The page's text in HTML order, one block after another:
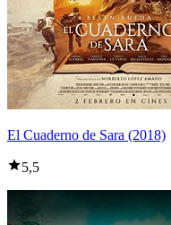
El Cuaderno de Sara (2018)
5,5